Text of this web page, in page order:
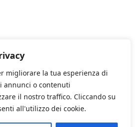
migliorare la tua esperienza di
annunci o contenuti
il nostro traffico. Cliccando su
all'utilizzo dei cookie.